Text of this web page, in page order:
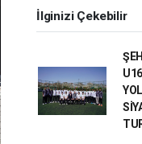
İlginizi Çekebilir